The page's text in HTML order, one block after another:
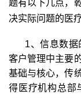
题有以下几点，
决实际问题的医
1、信息数
客户管理中主要
基础与核心，传
得医疗机构总部